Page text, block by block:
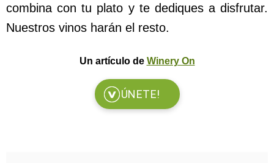
combina con tu plato y te dediques a disfrutar.
Nuestros vinos harán el resto.
Un artículo de Winery On
ÚNETE!